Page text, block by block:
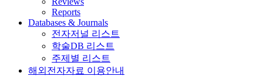
Reports
Databases & Journals
전자저널 리스트
학술DB 리스트
주제별 리스트
해외전자자료 이용안내